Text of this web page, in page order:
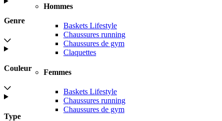
Hommes
Baskets Lifestyle
Chaussures running
Chaussures de gym
Claquettes
Femmes
Baskets Lifestyle
Chaussures running
Chaussures de gym
Genre
Couleur
Type